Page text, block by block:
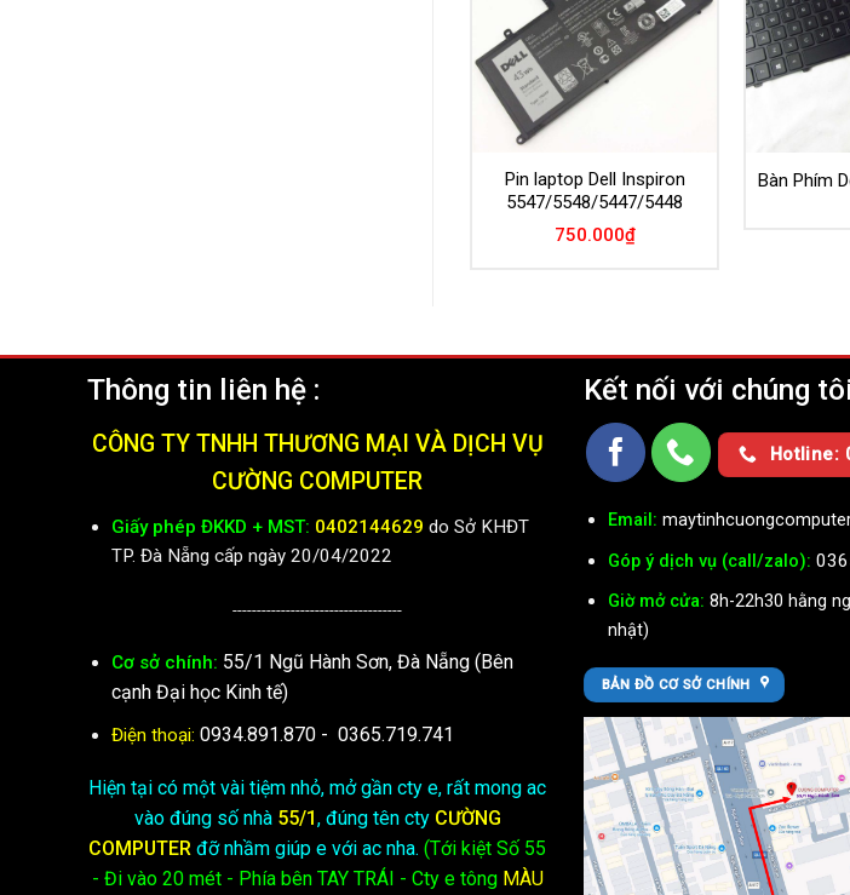
Pin laptop Dell Inspiron
5547/5548/5447/5448
750.000₫
Bàn Phím
Thông tin liên hệ :
CÔNG TY TNHH THƯƠNG MẠI VÀ DỊCH VỤ
CƯỜNG COMPUTER
Giấy phép ĐKKD + MST: 0402144629 do Sở KHĐT
TP. Đà Nẵng cấp ngày 20/04/2022
-----------------------------------
Cơ sở chính: 55/1 Ngũ Hành Sơn, Đà Nẵng (Bên
cạnh Đại học Kinh tế)
Điện thoại: 0934.891.870 - 0365.719.741
Hiện tại có một vài tiệm nhỏ, mở gần cty e, rất mong ac
vào đúng số nhà 55/1 , đúng tên cty CƯỜNG
COMPUTER đỡ nhầm giúp e với ac nha. (Tới kiệt Số 55
- Đi vào 20 mét - Phía bên TAY TRÁI - Cty e tôngMÀU
Kết nối với chúng
Hotline:
Email:
Góp ý dịch vụ (call/zalo):
Giờ mở cửa: 8h-22h30 hằng
nhật)
BẢN ĐỒ CƠ SỞ CHÍNH